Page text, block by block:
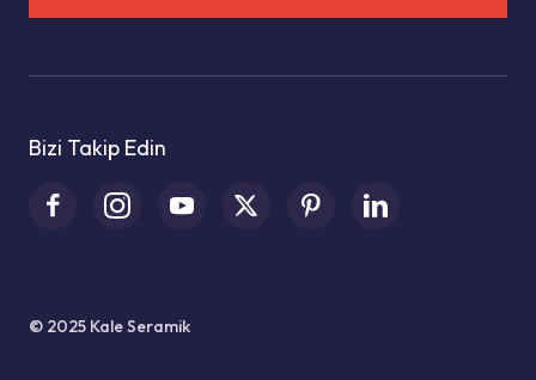
Bizi Takip Edin
© 2025 Kale Seramik